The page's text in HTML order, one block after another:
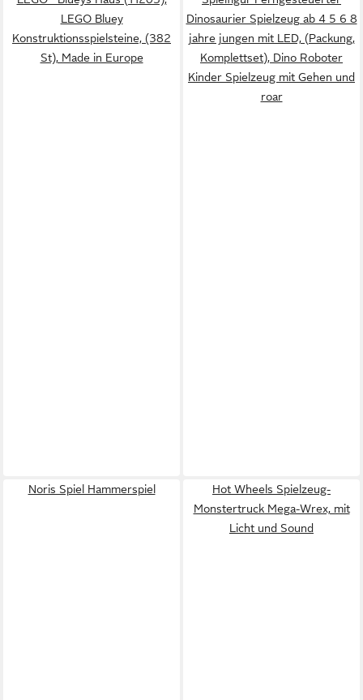
LEGO Bluey
Konstruktionsspielsteine, (382
St), Made in Europe
Dinosaurier Spielzeug ab 4 5 6 8
jahre jungen mit LED, (Packung,
Komplettset), Dino Roboter
Kinder Spielzeug mit Gehen und
roar
Noris Spiel Hammerspiel
Hot Wheels Spielzeug-
Monstertruck Mega-Wrex, mit
Licht und Sound